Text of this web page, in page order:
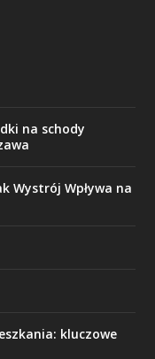
na schody
Wystrój Wpływa na
kluczowe